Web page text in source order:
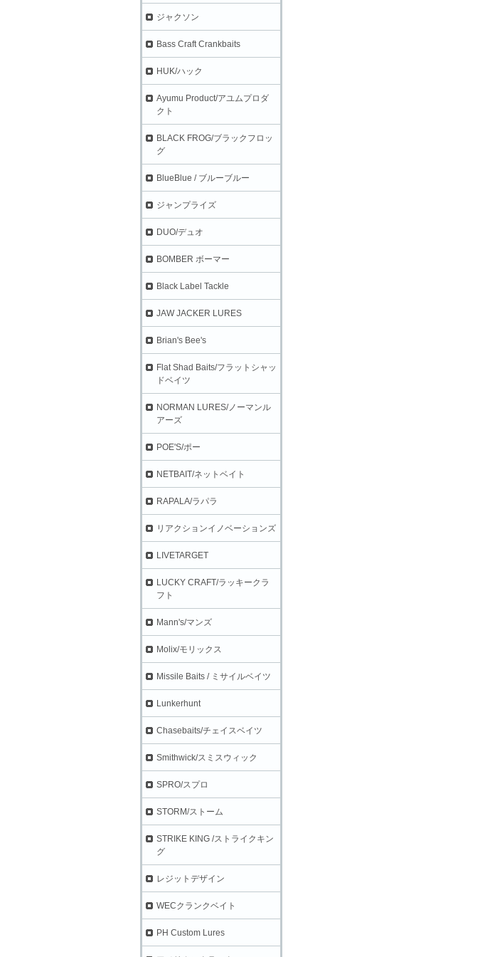
ジャクソン
Bass Craft Crankbaits
HUK/ハック
Ayumu Product/アユムプロダ
クト
BLACK FROG/ブラックフロッ
グ
BlueBlue / ブルーブルー
ジャンプライズ
DUO/デュオ
BOMBER ボーマー
Black Label Tackle
JAW JACKER LURES
Brian's Bee's
Flat Shad Baits/フラットシャッ
ドベイツ
NORMAN LURES/ノーマンル
アーズ
POE'S/ポー
NETBAIT/ネットベイト
RAPALA/ラパラ
リアクションイノベーションズ
LIVETARGET
LUCKY CRAFT/ラッキークラ
フト
Mann's/マンズ
Molix/モリックス
Missile Baits / ミサイルベイツ
Lunkerhunt
Chasebaits/チェイスベイツ
Smithwick/スミスウィック
SPRO/スプロ
STORM/ストーム
STRIKE KING /ストライクキン
グ
レジットデザイン
WECクランクベイト
PH Custom Lures